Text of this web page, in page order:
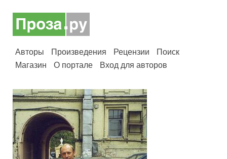
Авторы Произведения Рецензии
Поиск
Магазин
О портале Вход для авторов